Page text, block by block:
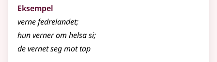
Eksempel
vernefedrelandet;
hunvernerom helsa si;
devernetseg mot tap